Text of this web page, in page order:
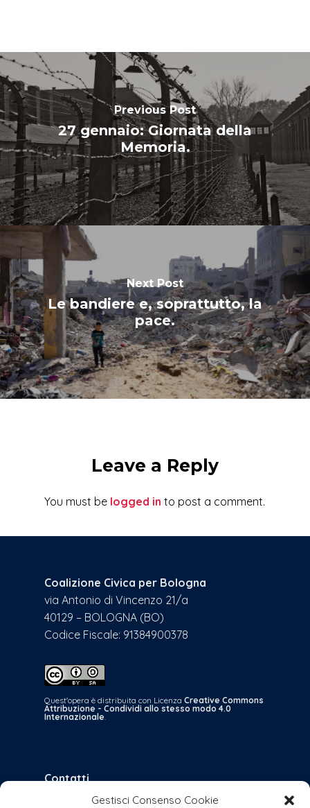
Gestisci Consenso Cookie
Previous Post
27 gennaio: Giornata della
Memoria.
Next Post
Le bandiere e, soprattutto, la
pace.
Leave a Reply
You must be logged in to post a comment.
Coalizione Civica per Bologna
via Antonio di Vincenzo 21/a
40129 – BOLOGNA (BO)
Codice Fiscale: 91384900378
Quest'opera è distribuita con Licenza Creative Commons
Attribuzione - Condividi allo stesso modo 4.0
Internazionale.
Contatti